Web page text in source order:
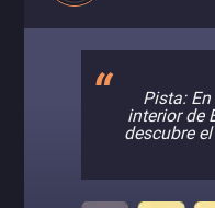
Pista:
interior de
descubre